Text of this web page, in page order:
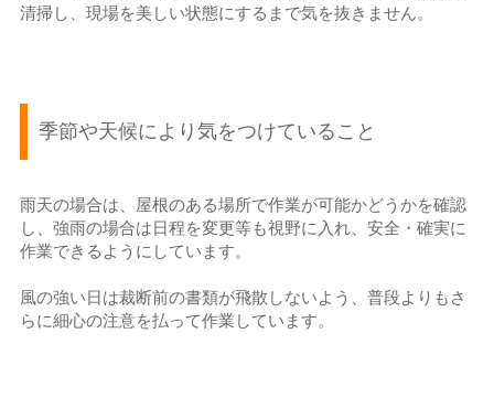
清掃し、現場を美しい状態にするまで気を抜きません。
季節や天候により気をつけていること
雨天の場合は、屋根のある場所で作業が可能かどうかを確認
し、強雨の場合は日程を変更等も視野に入れ、安全・確実に
作業できるようにしています。
風の強い日は裁断前の書類が飛散しないよう、普段よりもさ
らに細心の注意を払って作業しています。